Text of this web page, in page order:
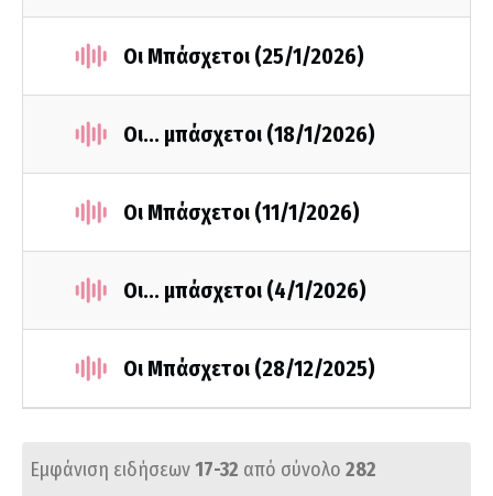
Οι Μπάσχετοι (25/1/2026)
Οι... μπάσχετοι (18/1/2026)
Οι Μπάσχετοι (11/1/2026)
Οι... μπάσχετοι (4/1/2026)
Οι Μπάσχετοι (28/12/2025)
Εμφάνιση ειδήσεων17-32 από σύνολο 282